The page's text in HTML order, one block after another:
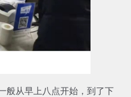
般从早上八点开始，到了下